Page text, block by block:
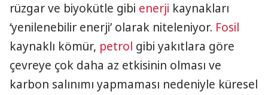
rüzgar ve biyokütle gibi enerji kaynakları
‘yenilenebilir enerji’ olarak niteleniyor. Fosil
kaynaklı kömür, petrol gibi yakıtlara göre
çevreye çok daha az etkisinin olması ve
karbon salınımı yapmaması nedeniyle küresel